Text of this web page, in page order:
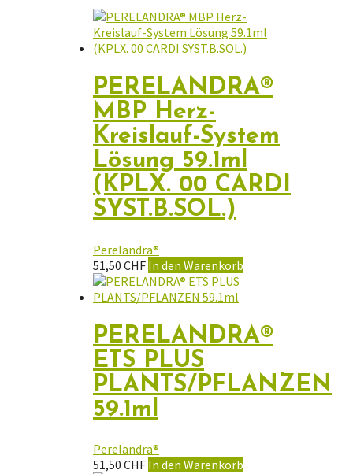
PERELANDRA®
MBP Herz-
Kreislauf-System
Lösung 59.1ml
(KPLX. 00 CARDI
SYST.B.SOL.)
Perelandra®
51,50 CHF In den Warenkorb
PERELANDRA®
ETS PLUS
PLANTS/PFLANZEN
59.1ml
Perelandra®
51,50 CHF In den Warenkorb